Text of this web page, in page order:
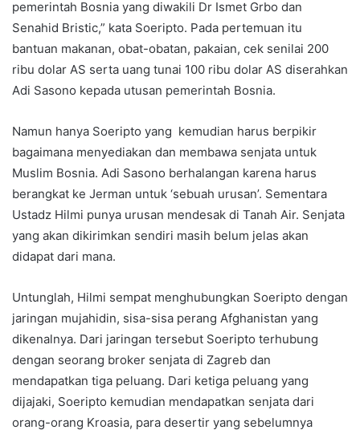
pemerintah Bosnia yang diwakili Dr Ismet Grbo dan
Senahid Bristic,” kata Soeripto. Pada pertemuan itu
bantuan makanan, obat-obatan, pakaian, cek senilai 200
ribu dolar AS serta uang tunai 100 ribu dolar AS diserahkan
Adi Sasono kepada utusan pemerintah Bosnia.
Namun hanya Soeripto yang kemudian harus berpikir
bagaimana menyediakan dan membawa senjata untuk
Muslim Bosnia. Adi Sasono berhalangan karena harus
berangkat ke Jerman untuk ‘sebuah urusan’. Sementara
Ustadz Hilmi punya urusan mendesak di Tanah Air. Senjata
yang akan dikirimkan sendiri masih belum jelas akan
didapat dari mana.
Untunglah, Hilmi sempat menghubungkan Soeripto dengan
jaringan mujahidin, sisa-sisa perang Afghanistan yang
dikenalnya. Dari jaringan tersebut Soeripto terhubung
dengan seorang broker senjata di Zagreb dan
mendapatkan tiga peluang. Dari ketiga peluang yang
dijajaki, Soeripto kemudian mendapatkan senjata dari
orang-orang Kroasia, para desertir yang sebelumnya